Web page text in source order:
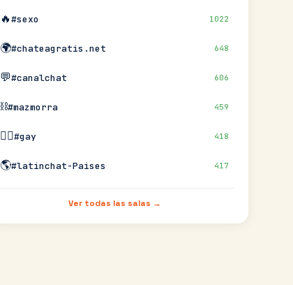
🔥#sexo 1022
🌍#chateagratis.net 648
💬#canalchat 606
⛓️#mazmorra 459
🏳️‍🌈#gay 418
🌎#latinchat-Paises 417
Ver todas las salas →